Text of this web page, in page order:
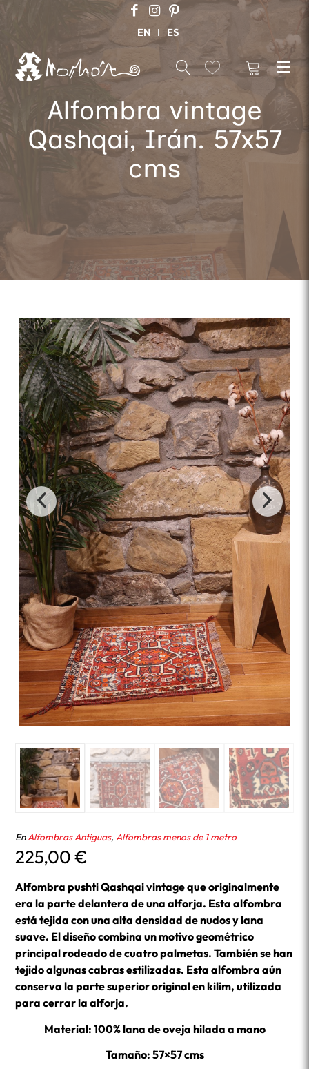
EN ES
Alfombra vintage
Qashqai, Irán. 57x57
cms
EnAlfombras Antiguas, Alfombras menos de 1 metro
225,00€
Alfombra pushti Qashqai vintage que originalmente
era la parte delantera de una alforja. Esta alfombra
está tejida con una alta densidad de nudos y lana
suave. El diseño combina un motivo geométrico
principal rodeado de cuatro palmetas. También se han
tejido algunas cabras estilizadas. Esta alfombra aún
conserva la parte superior original en kilim, utilizada
para cerrar la alforja.
Material: 100% lana de oveja hilada a mano
Tamaño: 57×57 cms